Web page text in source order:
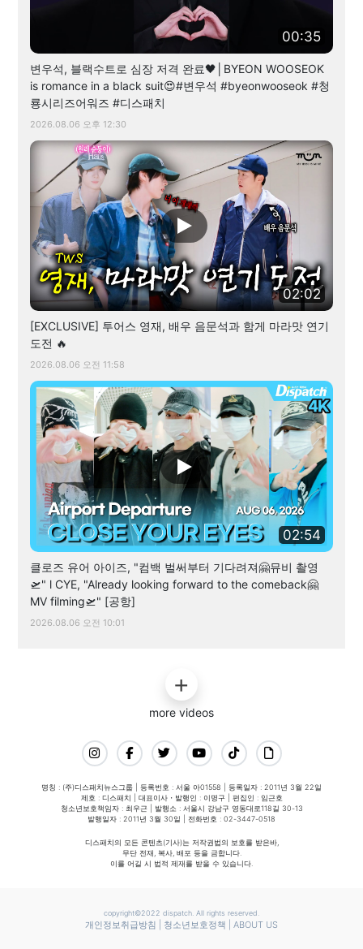
00:35
변우석, 블랙수트로 심장 저격 완료🖤│BYEON WOOSEOK
is romance in a black suit😍#변우석 #byeonwooseok #청
룡시리즈어워즈 #디스패치
2026.08.06 오후 12:30
02:02
[EXCLUSIVE] 투어스 영재, 배우 음문석과 함게 마라맛 연기
도전 🔥
2026.08.06 오전 11:58
02:54
클로즈 유어 아이즈, "컴백 벌써부터 기다려져🤗뮤비 촬영
🛫" l CYE, "Already looking forward to the comeback🤗
MV filming🛫" [공항]
2026.08.06 오전 10:01
more videos
명칭 : (주)디스패치뉴스그룹 | 등록번호 : 서울 아01558 | 등록일자 : 2011년 3월 22일
제호 : 디스패치 | 대표이사・발행인 : 이명구 | 편집인 : 임근호
청소년보호책임자 : 최우근 | 발행소 : 서울시 강남구 영동대로118길 30-13
발행일자 : 2011년 3월 30일 | 전화번호 : 02-3447-0518
디스패치의 모든 콘텐츠(기사)는 저작권법의 보호를 받은바,
무단 전재, 복사, 배포 등을 금합니다.
이를 어길 시 법적 제재를 받을 수 있습니다.
copyright©2022 dispatch. All rights reserved.
개인정보취급방침 청소년보호정책 ABOUT US